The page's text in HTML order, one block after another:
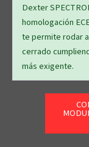
Dexter
homologación
te permite rodar
cerrado
más exigente.